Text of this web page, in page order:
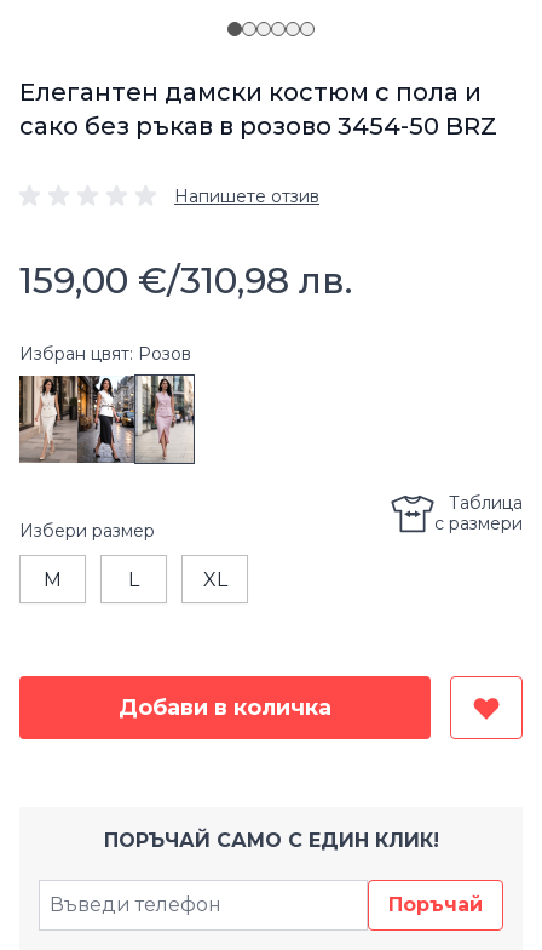
Елегантен дамски костюм с пола и
сако без ръкав в розово 3454-50 BRZ
Напишете отзив
159,00 €/310,98 лв.
Избран цвят: Розов
Избери размер
M L XL
Таблица
с размери
Добави в количка
ПОРЪЧАЙ САМО С ЕДИН КЛИК!
Поръчай